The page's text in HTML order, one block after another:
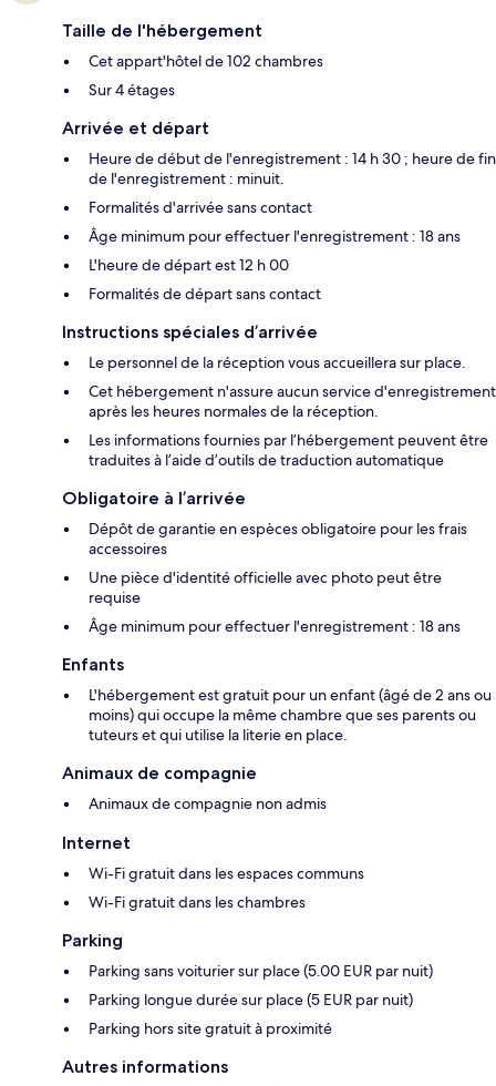
Taille de l'hébergement
Cet appart'hôtel de 102 chambres
Sur 4 étages
Arrivée et départ
Heure de début de l'enregistrement : 14 h 30 ; heure de fin
de l'enregistrement : minuit.
Formalités d'arrivée sans contact
Âge minimum pour effectuer l'enregistrement : 18 ans
L'heure de départ est 12 h 00
Formalités de départ sans contact
Instructions spéciales d’arrivée
Le personnel de la réception vous accueillera sur place.
Cet hébergement n'assure aucun service d'enregistrement
après les heures normales de la réception.
Les informations fournies par l’hébergement peuvent être
traduites à l’aide d’outils de traduction automatique
Obligatoire à l’arrivée
Dépôt de garantie en espèces obligatoire pour les frais
accessoires
Une pièce d'identité officielle avec photo peut être
requise
Âge minimum pour effectuer l'enregistrement : 18 ans
Enfants
L'hébergement est gratuit pour un enfant (âgé de 2 ans ou
moins) qui occupe la même chambre que ses parents ou
tuteurs et qui utilise la literie en place.
Animaux de compagnie
Animaux de compagnie non admis
Internet
Wi-Fi gratuit dans les espaces communs
Wi-Fi gratuit dans les chambres
Parking
Parking sans voiturier sur place (5.00 EUR par nuit)
Parking longue durée sur place (5 EUR par nuit)
Parking hors site gratuit à proximité
Autres informations